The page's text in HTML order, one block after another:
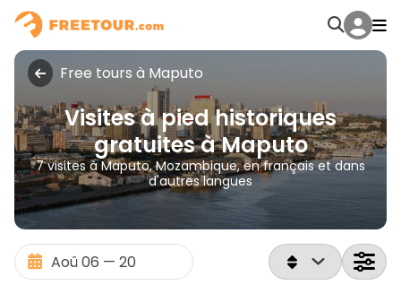
Free tours à Maputo
Visites à pied historiques
gratuites à Maputo
7 visites à Maputo, Mozambique, en français et dans
d'autres langues